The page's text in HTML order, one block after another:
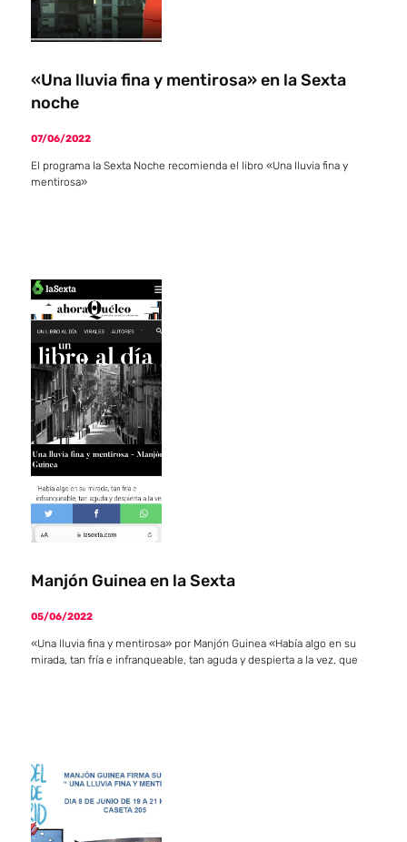
«Una lluvia fina y mentirosa» en la Sexta
noche
07/06/2022
El programa la Sexta Noche recomienda el libro «Una lluvia fina y
mentirosa»
Manjón Guinea en la Sexta
05/06/2022
«Una lluvia fina y mentirosa» por Manjón Guinea «Había algo en su
mirada, tan fría e infranqueable, tan aguda y despierta a la vez, que